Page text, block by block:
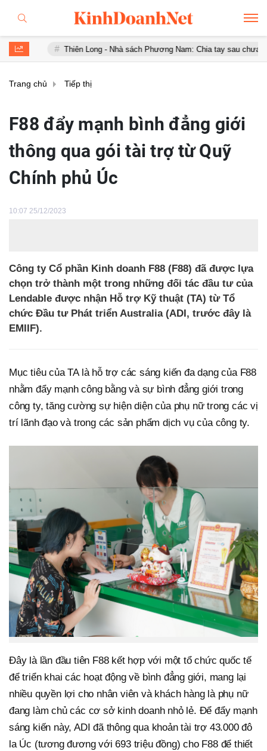
Thiên Long - Nhà sách Phương Nam: Chia tay sau chưa đầy 1 năm 'hợp
Trang chủ Tiếp thị
F88 đẩy mạnh bình đẳng giới
thông qua gói tài trợ từ Quỹ
Chính phủ Úc
10:07 25/12/2023
Công ty Cổ phần Kinh doanh F88 (F88) đã được lựa
chọn trở thành một trong những đối tác đầu tư của
Lendable được nhận Hỗ trợ Kỹ thuật (TA) từ Tổ
chức Đầu tư Phát triển Australia (ADI, trước đây là
EMIIF).
Mục tiêu của TA là hỗ trợ các sáng kiến ​​đa dạng của F88
nhằm đẩy mạnh công bằng và sự bình đẳng giới trong
công ty, tăng cường sự hiện diện của phụ nữ trong các vị
trí lãnh đạo và trong các sản phẩm dịch vụ của công ty.
Đây là lần đầu tiên F88 kết hợp với một tổ chức quốc tế
để triển khai các hoạt động về bình đẳng giới, mang lại
nhiều quyền lợi cho nhân viên và khách hàng là phụ nữ
đang làm chủ các cơ sở kinh doanh nhỏ lẻ. Để đẩy mạnh
sáng kiến này, ADI đã thông qua khoản tài trợ 43.000 đô
la Úc (tương đương với 693 triệu đồng) cho F88 để thiết